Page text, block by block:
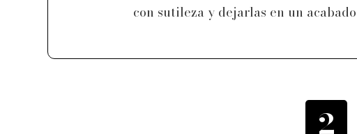
con sutileza y dejarlas en un acabado
2